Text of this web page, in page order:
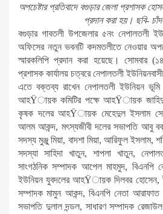
অপচেষ্টার প্রতিবাদে বগুড়ার জেলা প্রশাসক
প্রদান করা হয়। ছবি-
বগুড়ার গাবতলী উপজেলার ৫নং নেপালতলী
অফিসের নতুন ভবনটি কদমতলীতে নেওয়ার
স্মারকলিপি প্রদান করা হয়েছে। সোমবার
প্রশাসক কার্যালয় চত্বরে নেপালতলী
এতে বক্তব্য রাখেন নেপালতলী ইউনিয়ন
আহŸায়ক কমিটির পক্ষে আহŸায়ক
কৃষক দলের আহŸায়ক মেহেদুল ইসলাম
আলম আকন্দ, মৎস্যজীবী দলের সভাপতি আবু
সদস্য মুঞ্জু মিয়া, বাদশা মিয়া, আরিফুল ইসলাম,
সদস্যা সাহিদা খাতুন, শাপলা খাতুন,
সাংগঠনিক সম্পাদক আপেল মাহমুদ,
ইউনিয়ন যুবদলের আহŸায়ক দিলবর হোসেন,
সম্পাদক মামুন আকন্দ, বিএনপি নেতা আরাফাত
সভাপতি দুলাল দন্ডল, সাধারণ সম্পাদক